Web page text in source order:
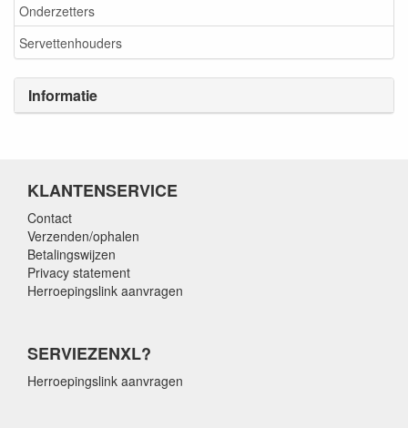
Onderzetters
Servettenhouders
Informatie
KLANTENSERVICE
Contact
Verzenden/ophalen
Betalingswijzen
Privacy statement
Herroepingslink aanvragen
SERVIEZENXL?
Herroepingslink aanvragen